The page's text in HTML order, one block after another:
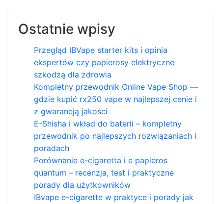
Ostatnie wpisy
Przegląd IBVape starter kits i opinia
ekspertów czy papierosy elektryczne
szkodzą dla zdrowia
Kompletny przewodnik Online Vape Shop —
gdzie kupić rx250 vape w najlepszej cenie i
z gwarancją jakości
E-Shisha i wkład do baterii – kompletny
przewodnik po najlepszych rozwiązaniach i
poradach
Porównanie e-cigaretta i e papieros
quantum – recenzja, test i praktyczne
porady dla użytkowników
IBvape e-cigarette w praktyce i porady jak